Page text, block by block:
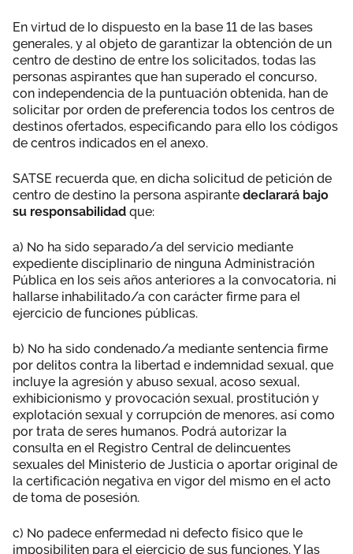
En virtud de lo dispuesto en la base 11 de las bases
generales, y al objeto de garantizar la obtención de un
centro de destino de entre los solicitados, todas las
personas aspirantes que han superado el concurso,
con independencia de la puntuación obtenida, han de
solicitar por orden de preferencia todos los centros de
destinos ofertados, especificando para ello los códigos
de centros indicados en el anexo.
SATSE recuerda que, en dicha solicitud de petición de
centro de destino la persona aspirante declarará bajo
su responsabilidad que:
a) No ha sido separado/a del servicio mediante
expediente disciplinario de ninguna Administración
Pública en los seis años anteriores a la convocatoria, ni
hallarse inhabilitado/a con carácter firme para el
ejercicio de funciones públicas.
b) No ha sido condenado/a mediante sentencia firme
por delitos contra la libertad e indemnidad sexual, que
incluye la agresión y abuso sexual, acoso sexual,
exhibicionismo y provocación sexual, prostitución y
explotación sexual y corrupción de menores, así como
por trata de seres humanos. Podrá autorizar la
consulta en el Registro Central de delincuentes
sexuales del Ministerio de Justicia o aportar original de
la certificación negativa en vigor del mismo en el acto
de toma de posesión.
c) No padece enfermedad ni defecto físico que le
imposibiliten para el ejercicio de sus funciones. Y las